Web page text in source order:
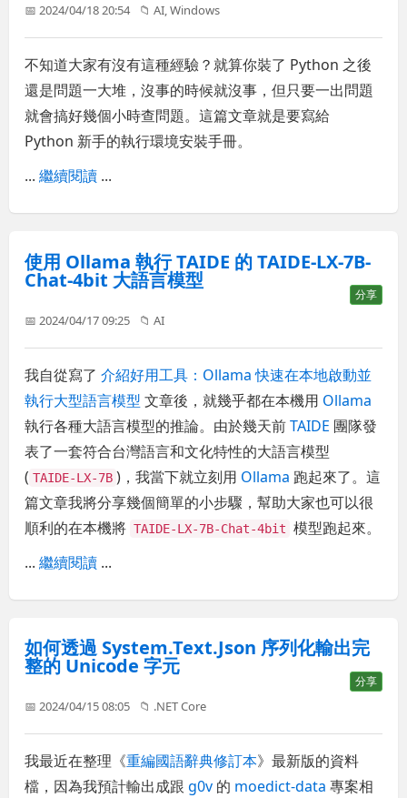
📅 2024/04/18 20:54 📁AI,Windows
不知道大家有沒有這種經驗？就算你裝了 Python 之後
還是問題一大堆，沒事的時候就沒事，但只要一出問題
就會搞好幾個小時查問題。這篇文章就是要寫給
Python 新手的執行環境安裝手冊。
...繼續閱讀 ...
使用 Ollama 執行 TAIDE 的 TAIDE-LX-7B-
Chat-4bit 大語言模型
分享
📅 2024/04/17 09:25 📁AI
我自從寫了介紹好用工具：Ollama 快速在本地啟動並
執行大型語言模型 文章後，就幾乎都在本機用 Ollama
執行各種大語言模型的推論。由於幾天前TAIDE 團隊發
表了一套符合台灣語言和文化特性的大語言模型
( TAIDE-LX-7B )，我當下就立刻用 Ollama 跑起來了。這
篇文章我將分享幾個簡單的小步驟，幫助大家也可以很
順利的在本機將 TAIDE-LX-7B-Chat-4bit 模型跑起來。
...繼續閱讀 ...
如何透過 System.Text.Json 序列化輸出完
整的 Unicode 字元
分享
📅 2024/04/15 08:05 📁 .NET Core
我最近在整理《重編國語辭典修訂本》最新版的資料
檔，因為我預計輸出成跟g0v 的 moedict-data 專案相